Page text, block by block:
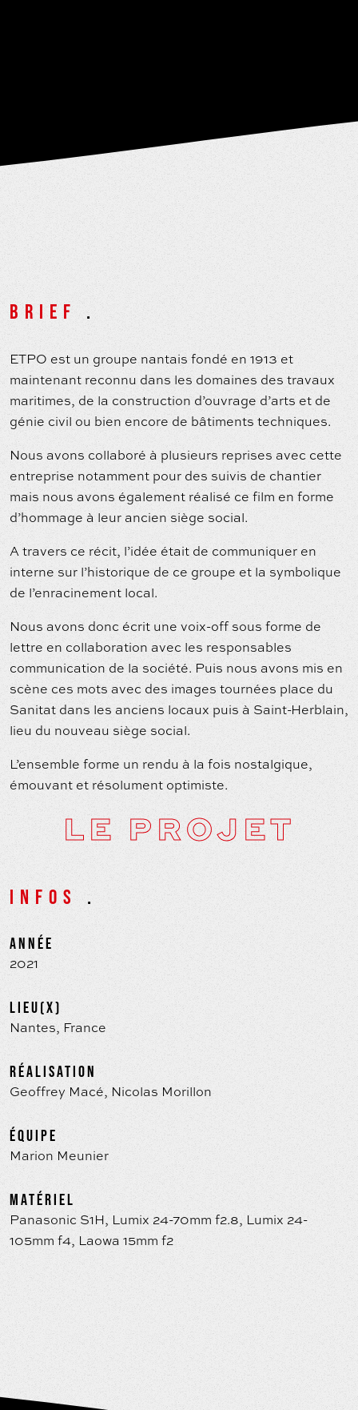
BRIEF .
ETPO est un groupe nantais fondé en 1913 et
maintenant reconnu dans les domaines des travaux
maritimes, de la construction d’ouvrage d’arts et de
génie civil ou bien encore de bâtiments techniques.
Nous avons collaboré à plusieurs reprises avec cette
entreprise notamment pour des suivis de chantier
mais nous avons également réalisé ce film en forme
d’hommage à leur ancien siège social.
A travers ce récit, l’idée était de communiquer en
interne sur l’historique de ce groupe et la symbolique
de l’enracinement local.
Nous avons donc écrit une voix-off sous forme de
lettre en collaboration avec les responsables
communication de la société. Puis nous avons mis en
scène ces mots avec des images tournées place du
Sanitat dans les anciens locaux puis à Saint-Herblain,
lieu du nouveau siège social.
L’ensemble forme un rendu à la fois nostalgique,
émouvant et résolument optimiste.
LE PROJET
INFOS .
ANNÉE
2021
LIEU(X)
Nantes, France
RÉALISATION
Geoffrey Macé, Nicolas Morillon
ÉQUIPE
Marion Meunier
MATÉRIEL
Panasonic S1H, Lumix 24-70mm f2.8, Lumix 24-
105mm f4, Laowa 15mm f2